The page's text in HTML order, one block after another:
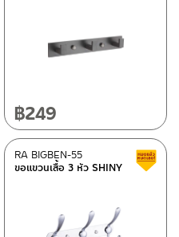
฿249
ขอแขวนเสื้อ 3 หัว SHINY
RA BIGBEN-55